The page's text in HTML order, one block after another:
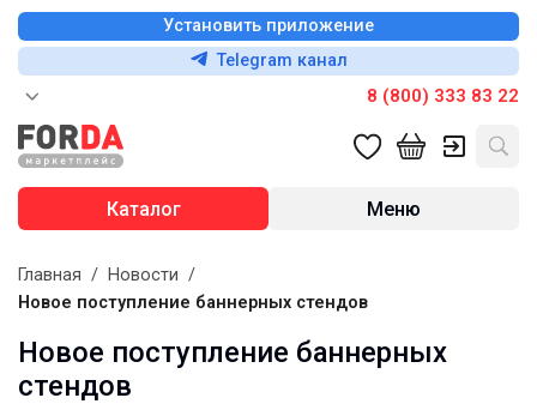
Установить приложение
Telegram канал
8 (800) 333 83 22
Каталог Меню
Главная / Новости /
Новое поступление баннерных стендов
Новое поступление баннерных
стендов